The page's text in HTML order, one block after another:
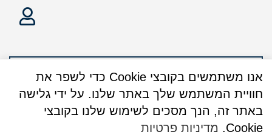
אנו משתמשים בקובצי Cookie כדי לשפר את
חוויית המשתמש שלך באתר שלנו. על ידי גלישה
באתר זה, הנך מסכים לשימוש שלנו בקובצי
Cookie.
מדיניות פרטיות